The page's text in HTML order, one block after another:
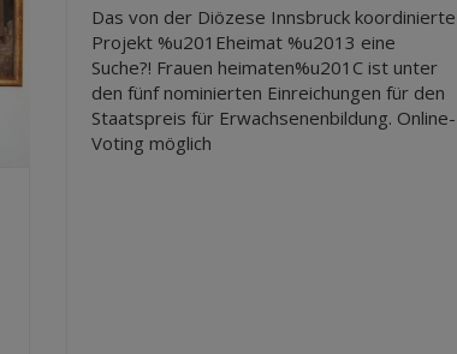
Das von der Diözese Innsbruck koordinierte
Projekt %u201Eheimat %u2013 eine
Suche?! Frauen heimaten%u201C ist unter
den fünf nominierten Einreichungen für den
Staatspreis für Erwachsenenbildung. Online-
Voting möglich